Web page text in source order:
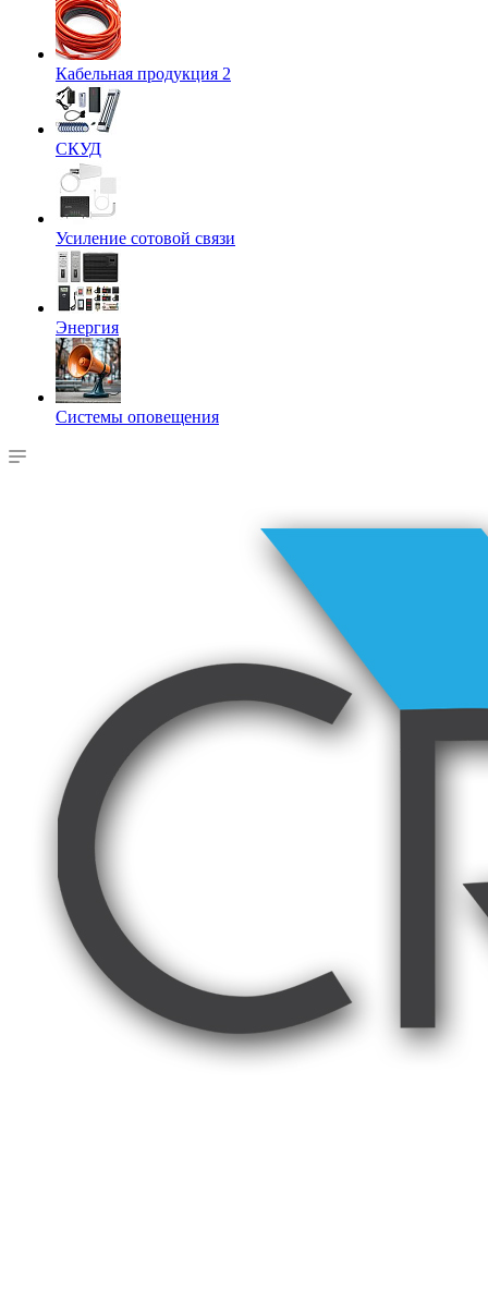
Кабельная продукция 2
СКУД
Усиление сотовой связи
Энергия
Системы оповещения